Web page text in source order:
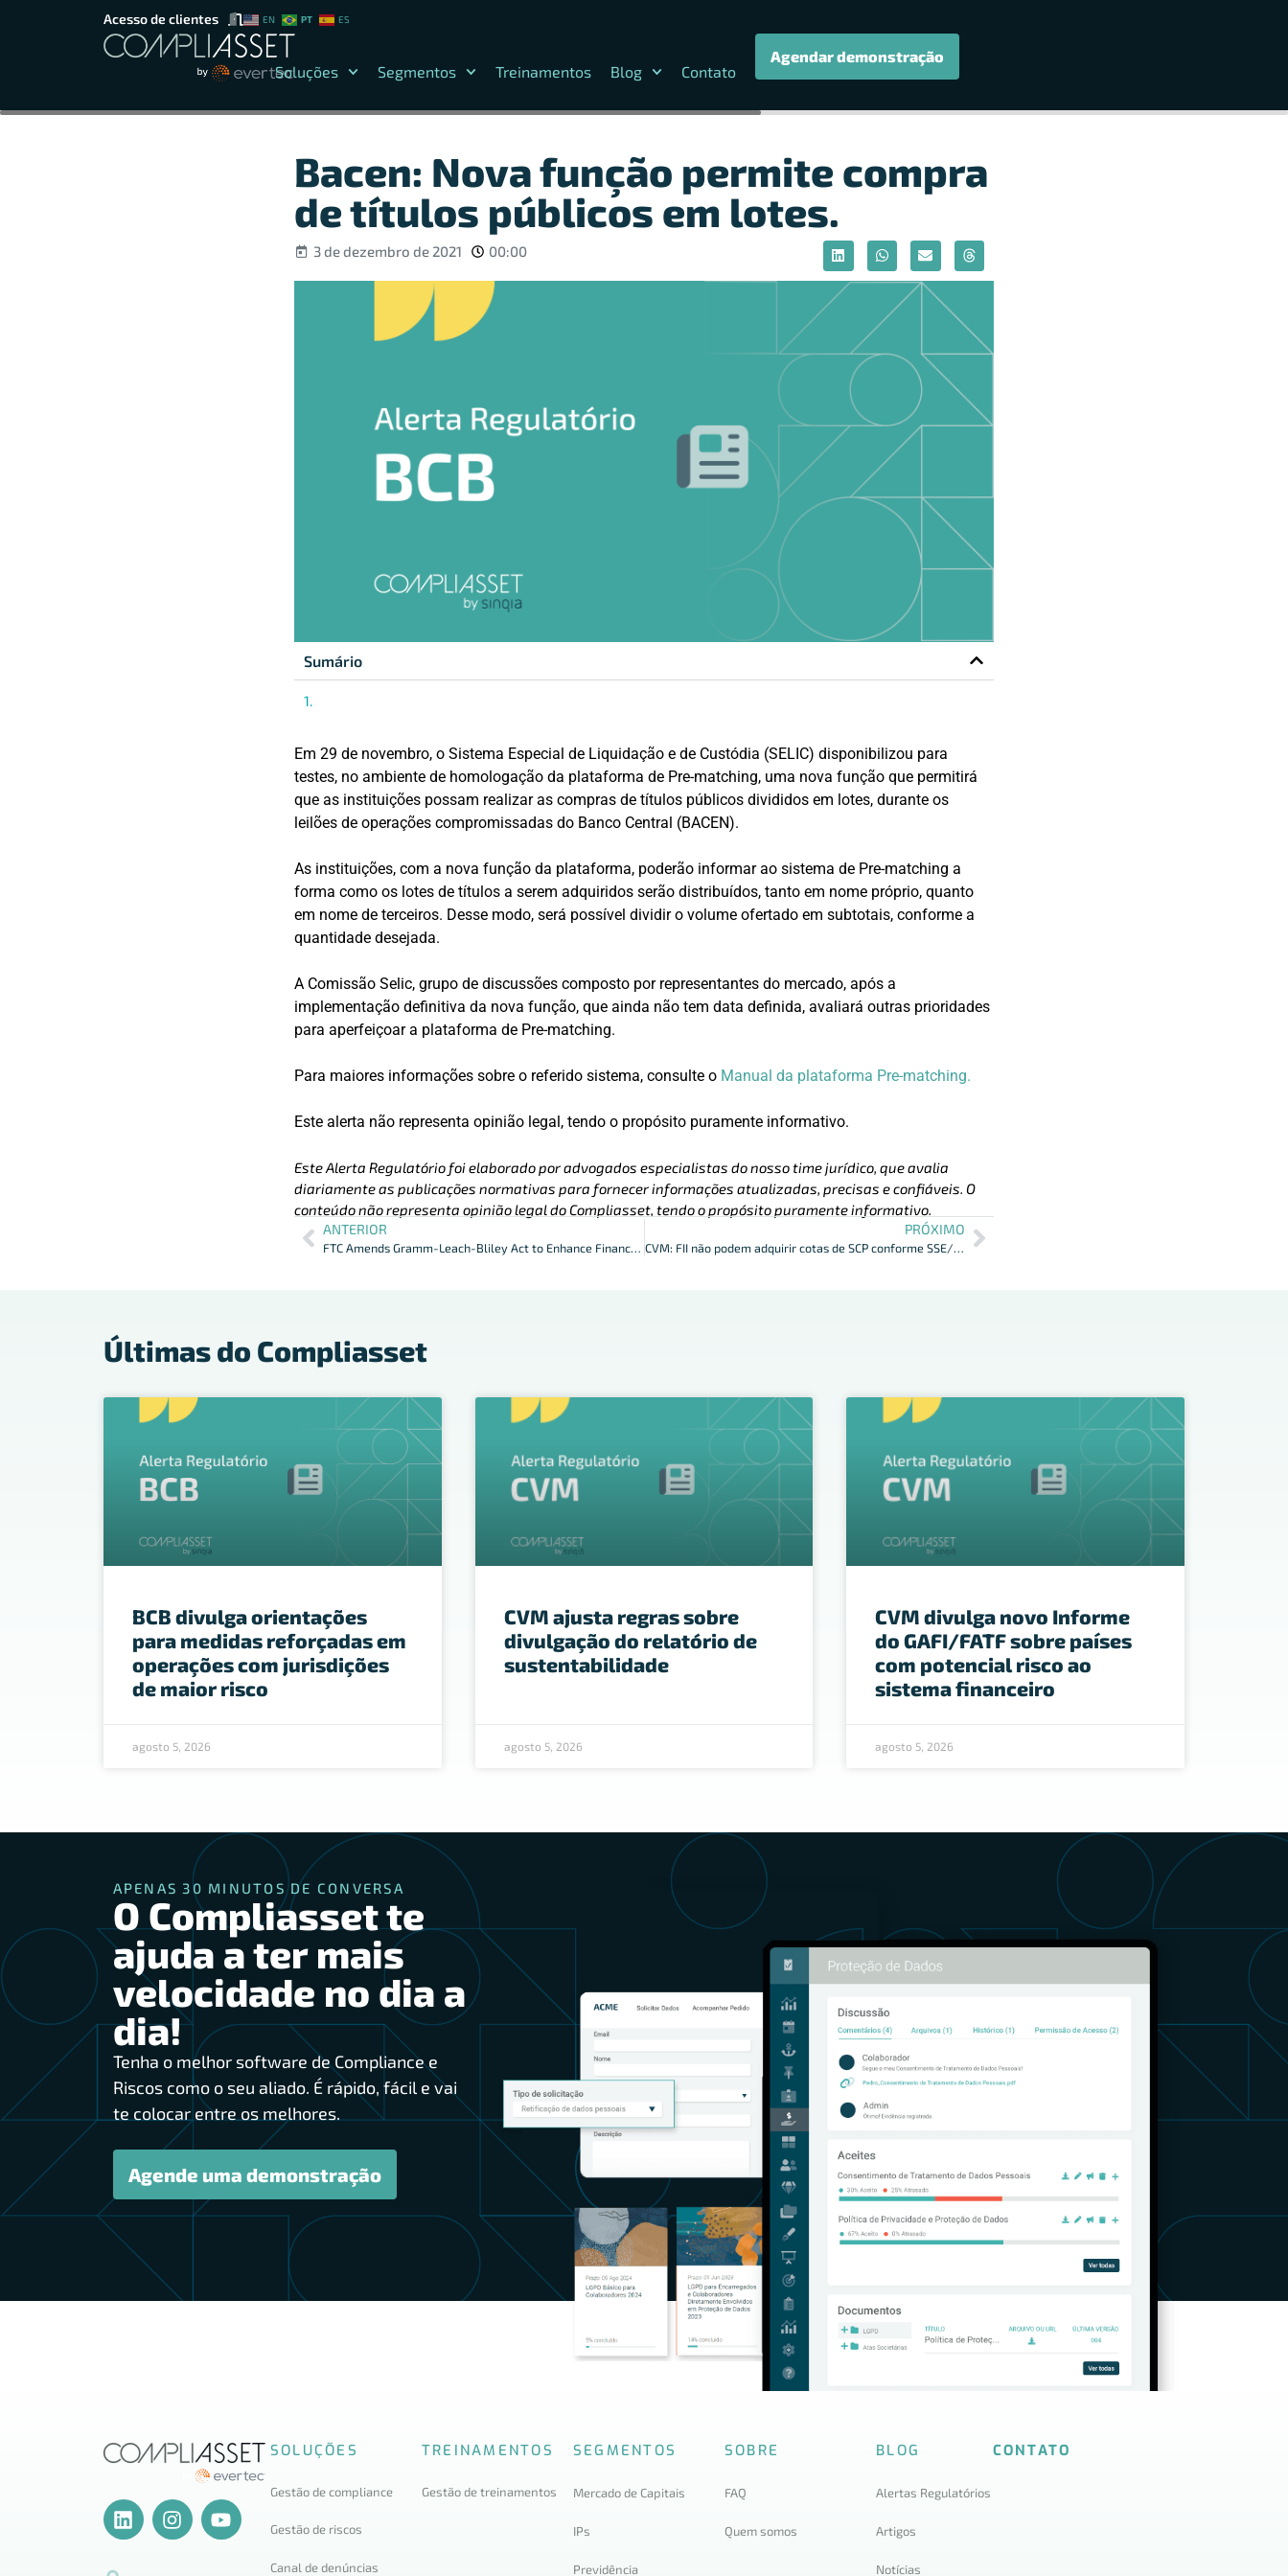
Acesso de clientes EN PT ES
Soluções Segmentos Treinamentos Blog Contato
Agendar demonstração
Bacen: Nova função permite compra
de títulos públicos em lotes.
3 de dezembro de 2021 00:00
Sumário
Em 29 de novembro, o Sistema Especial de Liquidação e de Custódia (SELIC) disponibilizou para
testes, no ambiente de homologação da plataforma de Pre-matching, uma nova função que permitirá
que as instituições possam realizar as compras de títulos públicos divididos em lotes, durante os
leilões de operações compromissadas do Banco Central (BACEN).
As instituições, com a nova função da plataforma, poderão informar ao sistema de Pre-matching a
forma como os lotes de títulos a serem adquiridos serão distribuídos, tanto em nome próprio, quanto
em nome de terceiros. Desse modo, será possível dividir o volume ofertado em subtotais, conforme a
quantidade desejada.
A Comissão Selic, grupo de discussões composto por representantes do mercado, após a
implementação definitiva da nova função, que ainda não tem data definida, avaliará outras prioridades
para aperfeiçoar a plataforma de Pre-matching.
Para maiores informações sobre o referido sistema, consulte o Manual da plataforma Pre-matching.
Este alerta não representa opinião legal, tendo o propósito puramente informativo.
Este Alerta Regulatório foi elaborado por advogados especialistas do nosso time jurídico, que avalia
diariamente as publicações normativas para fornecer informações atualizadas, precisas e confiáveis. O
conteúdo não representa opinião legal do Compliasset, tendo o propósito puramente informativo.
ANTERIOR
FTC Amends Gramm-Leach-Bliley Act to Enhance Financial Data Security
PRÓXIMO
CVM: FII não podem adquirir cotas de SCP conforme SSE/CVM
Últimas do Compliasset
BCB divulga orientações
para medidas reforçadas em
operações com jurisdições
de maior risco
agosto 5, 2026
CVM ajusta regras sobre
divulgação do relatório de
sustentabilidade
agosto 5, 2026
CVM divulga novo Informe
do GAFI/FATF sobre países
com potencial risco ao
sistema financeiro
agosto 5, 2026
APENAS 30 MINUTOS DE CONVERSA
O Compliasset te
ajuda a ter mais
velocidade no dia a
dia!
Tenha o melhor software de Compliance e
Riscos como o seu aliado. É rápido, fácil e vai
te colocar entre os melhores.
Agende uma demonstração
SOLUÇÕES
Gestão de compliance
Gestão de riscos
Canal de denúncias
TREINAMENTOS
Gestão de treinamentos
SEGMENTOS
Mercado de Capitais
IPs
Previdência
SOBRE
FAQ
Quem somos
BLOG
Alertas Regulatórios
Artigos
Notícias
CONTATO